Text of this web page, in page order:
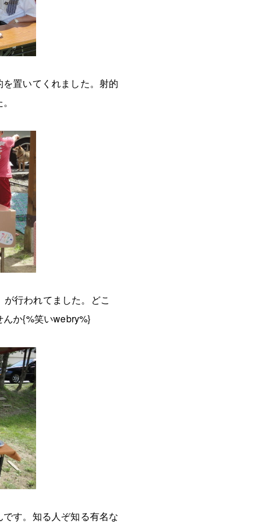
置いてくれました。射的
行われてました。どこ
か{%笑いwebry%}
です。知る人ぞ知る有名な